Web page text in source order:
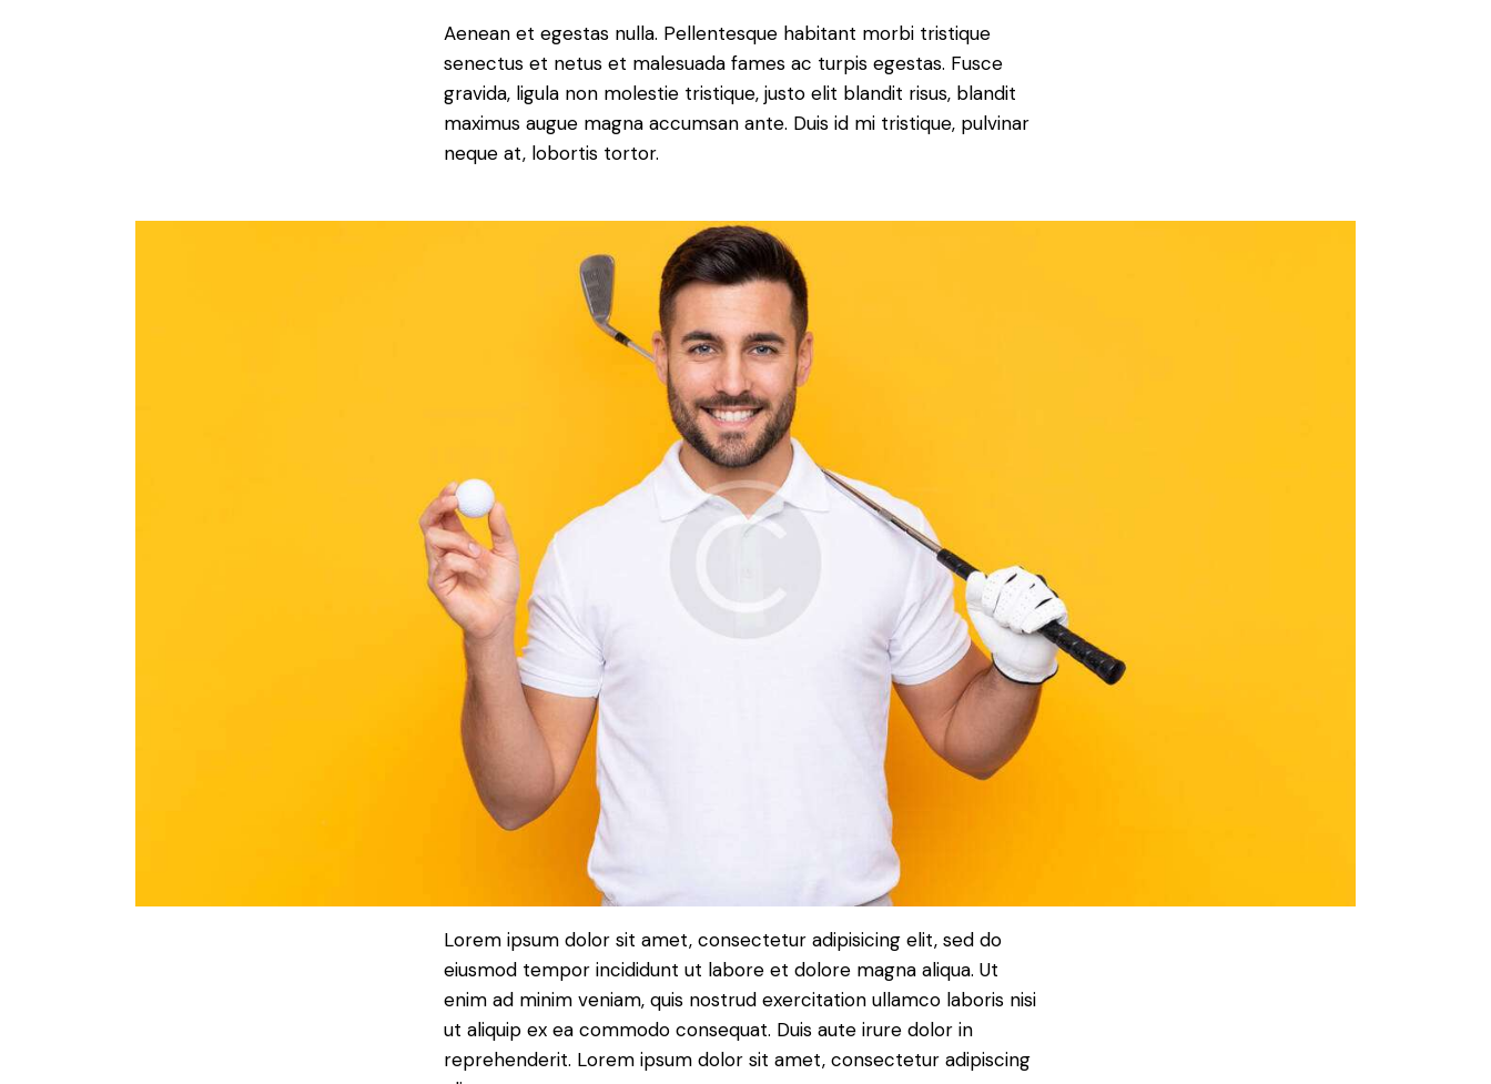
Aenean et egestas nulla. Pellentesque habitant morbi tristique
senectus et netus et malesuada fames ac turpis egestas. Fusce
gravida, ligula non molestie tristique, justo elit blandit risus, blandit
maximus augue magna accumsan ante. Duis id mi tristique, pulvinar
neque at, lobortis tortor.
Lorem ipsum dolor sit amet, consectetur adipisicing elit, sed do
eiusmod tempor incididunt ut labore et dolore magna aliqua. Ut
enim ad minim veniam, quis nostrud exercitation ullamco laboris nisi
ut aliquip ex ea commodo consequat. Duis aute irure dolor in
reprehenderit. Lorem ipsum dolor sit amet, consectetur adipiscing